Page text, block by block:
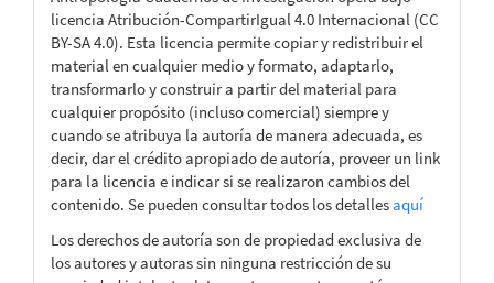
licencia Atribución-CompartirIgual 4.0 Internacional (CC
BY-SA 4.0). Esta licencia permite copiar y redistribuir el
material en cualquier medio y formato, adaptarlo,
transformarlo y construir a partir del material para
cualquier propósito (incluso comercial) siempre y
cuando se atribuya la autoría de manera adecuada, es
decir, dar el crédito apropiado de autoría, proveer un link
para la licencia e indicar si se realizaron cambios del
contenido. Se pueden consultar todos los detallesaquí
Los derechos de autoría son de propiedad exclusiva de
los autores y autoras sin ninguna restricción de su